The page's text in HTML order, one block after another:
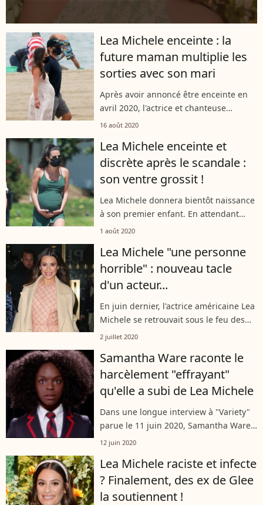
Lea Michele enceinte : la
future maman multiplie les
sorties avec son mari
Après avoir annoncé être enceinte en
avril 2020, l'actrice et chanteuse
américaine Lea Michele reste assez
star de "Glee" a été visée par des...
16 août 2020
Lea Michele enceinte et
discrète après le scandale :
son ventre grossit !
Lea Michele donnera bientôt naissance
à son premier enfant. En attendant
l'accouchement, elle se dégourdit les
future maman se fait surtout discrète...
1 août 2020
Lea Michele "une personne
horrible" : nouveau tacle
d'un acteur...
En juin dernier, l'actrice américaine Lea
Michele se retrouvait sous le feu des
critiques pour un supposé
camarades de la série "Glee". Très vite,
c'est...
2 juillet 2020
Samantha Ware raconte le
harcèlement "effrayant"
qu'elle a subi de Lea Michele
Dans une longue interview à "Variety"
parue le 11 juin 2020, Samantha Ware
détaille le harcèlement traumatisant
sur le tournage de la saison...
12 juin 2020
Lea Michele raciste et infecte
? Finalement, des ex de Glee
la soutiennent !